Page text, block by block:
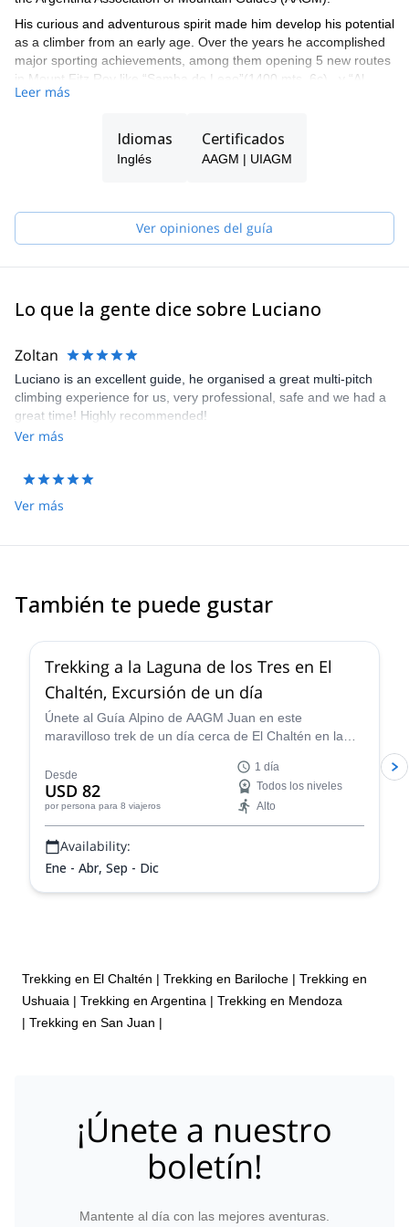
His curious and adventurous spirit made ​​him develop his potential
as a climber from an early age. Over the years he accomplished
major sporting achievements, among them opening 5 new routes
in Mount Fitz Roy like “Samba do Leao”(1400 mts, 6c) , y “Al
Abordaje” (1000 mts, 6c/A2+), and also in different places such
Trinidad, (Cochamo, Chile); Cara Este del Cerro Vallecitos and
Cerro Campanario (Mendoza); Cara sur del Pico Internacional
del Mt Tronador (Bariloche).
central and northwest Argentina. Has worked in South America in
Chile, Peru, Brazil and Bolivia. He did the first Argentinean guided
Lorenzo, lnternational pic of Tronador, Aguja Guillomet, Nevado
Luciano has worked in the last years in several courses of Club
and Glacier Transit, Backcountry skiing and Rock climbing
& Snowboard School and Mountain School of the Club Andino
Bariloche.
Leer más
Idiomas
Inglés
Certificados
AAGM | UIAGM
Ver opiniones del guía
Lo que la gente dice sobre Luciano
Zoltan
Luciano is an excellent guide, he organised a great multi-pitch
climbing experience for us, very professional, safe and we had a
great time! Highly recommended!
Ver más
Ver más
También te puede gustar
Trekking a la Laguna de los Tres en El
Chaltén, Excursión de un día
Únete al Guía Alpino de AAGM Juan en este
maravilloso trek de un día cerca de El Chaltén en la
paisajes glaciares, aprende más sobre la historia del
área y ve vistas incomparables del Monte Fitz Roy.
Desde
USD 82
por persona para 8 viajeros
1 día
Todos los niveles
Alto
Availability:
Ene - Abr, Sep - Dic
Trekking en El Chaltén | Trekking en Bariloche | Trekking en
Ushuaia | Trekking en Argentina | Trekking en Mendoza
| Trekking en San Juan |
¡Únete a nuestro
boletín!
Mantente al día con las mejores aventuras.